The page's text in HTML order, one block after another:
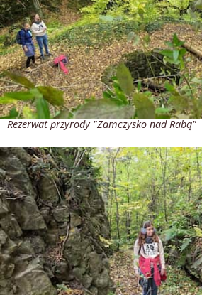
Rezerwat przyrody "Zamczysko nad Rabą"